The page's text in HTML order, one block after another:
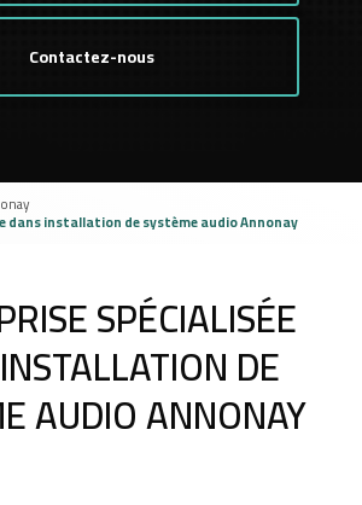
Contactez-nous
dans installation de système audio Annonay
SPÉCIALISÉE
DE
AUDIO ANNONAY